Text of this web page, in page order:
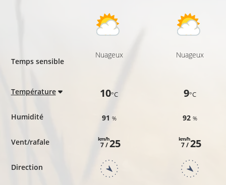
Temps sensible
Température
Humidité
Vent/rafale
Direction
Nuageux
10°C
91 %
7 /
km/h25
Nuageux
9°C
92 %
7 /
km/h25